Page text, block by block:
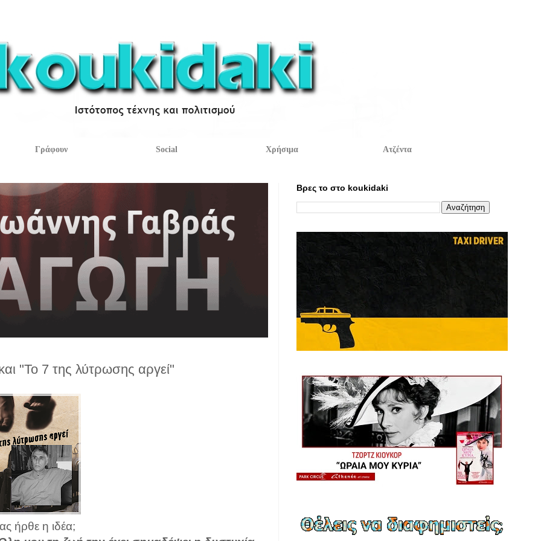
Γράφουν Social Χρήσιμα Ατζέντα
"Το 7 της λύτρωσης αργεί"
ήρθε η ιδέα;
Βρες το στο koukidaki